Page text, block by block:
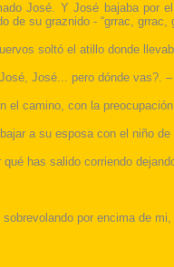
José. Y José bajaba por
de su graznido - “grrac, grrac,
soltó el atillo donde
José... pero dónde vas?.
el camino, con la
a su esposa con el niño
has salido corriendo
por encima de